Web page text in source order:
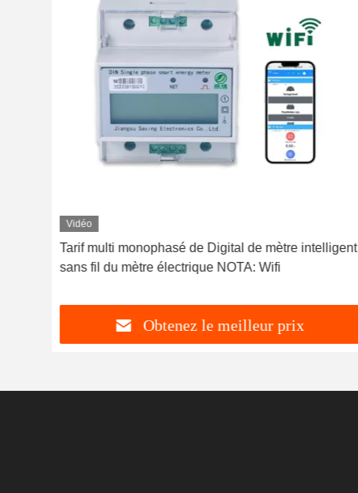
Vidéo
Tarif multi monophasé de Digital de mètre intelligent
sans fil du mètre électrique NOTA: Wifi
Obtenez le meilleur prix